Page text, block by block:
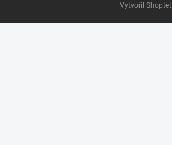
Vytvořil Shoptet